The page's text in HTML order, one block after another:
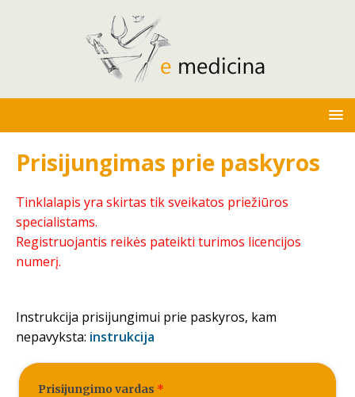
Prisijungimas prie paskyros
Tinklalapis yra skirtas tik sveikatos priežiūros
specialistams.
Registruojantis reikės pateikti turimos licencijos
numerį.
Instrukcija prisijungimui prie paskyros, kam
nepavyksta: instrukcija
Prisijungimo vardas *